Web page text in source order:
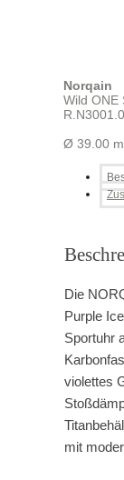
Norqain
Wild ONE
Ø 39.00
Die
Purple
Sportuhr
violettes
mit